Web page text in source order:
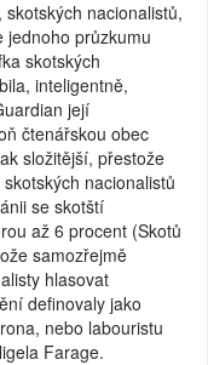
nacionalistů,
jednoho průzkumu
skotských
inteligentně,
její
čtenářskou obec
složitější, přestože
nacionalistů
se skotští
až 6 procent (Skotů
samozřejmě
hlasovat
definovaly jako
nebo labouristu
Farage.